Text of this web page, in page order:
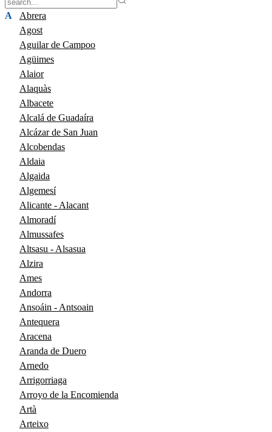
A
Abrera
Agost
Aguilar de Campoo
Agüimes
Alaior
Alaquàs
Albacete
Alcalá de Guadaíra
Alcázar de San Juan
Alcobendas
Aldaia
Algaida
Algemesí
Alicante - Alacant
Almoradí
Almussafes
Altsasu - Alsasua
Alzira
Ames
Andorra
Ansoáin - Antsoain
Antequera
Aracena
Aranda de Duero
Arnedo
Arrigorriaga
Arroyo de la Encomienda
Artà
Arteixo